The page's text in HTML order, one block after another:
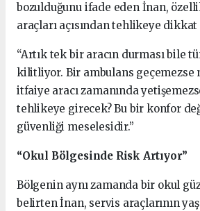
bozulduğunu ifade eden İnan,
araçları açısından tehlikeye
“Artık tek bir aracın durması bile
kilitliyor. Bir ambulans geçemezse
itfaiye aracı zamanında
tehlikeye girecek? Bu bir konfor
güvenliği meselesidir.”
“Okul Bölgesinde Risk Artıyor”
Bölgenin aynı zamanda bir okul
belirten İnan, servis araçlarının